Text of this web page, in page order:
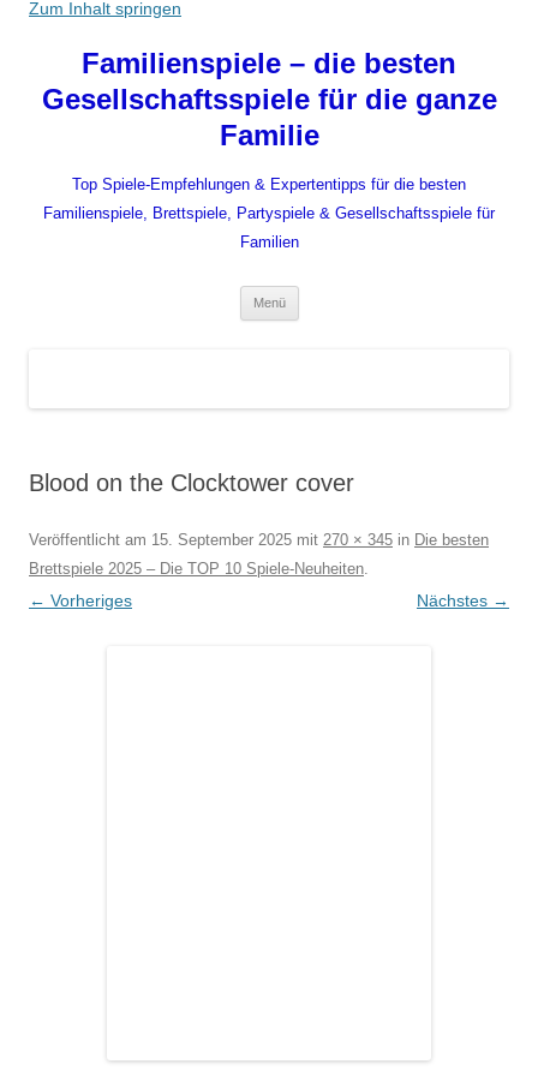
Zum Inhalt springen
Familienspiele – die besten
Gesellschaftsspiele für die ganze
Familie
Top Spiele-Empfehlungen & Expertentipps für die besten
Familienspiele, Brettspiele, Partyspiele & Gesellschaftsspiele für
Familien
Menü
Blood on the Clocktower cover
Veröffentlicht am 15. September 2025 mit 270 × 345 in Die besten
Brettspiele 2025 – Die TOP 10 Spiele-Neuheiten.
← Vorheriges Nächstes →